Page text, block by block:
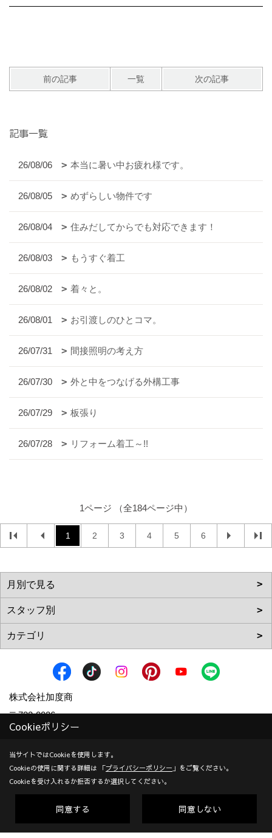
前の記事 一覧 次の記事
記事一覧
26/08/06 本当に暑い中お疲れ様です。
26/08/05 めずらしい物件です
26/08/04 住みだしてからでも対応できます！
26/08/03 もうすぐ着工
26/08/02 着々と。
26/08/01 お引渡しのひとコマ。
26/07/31 間接照明の考え方
26/07/30 外と中をつなげる外構工事
26/07/29 板張り
26/07/28 リフォーム着工～!!
1ページ （全184ページ中）
1 2 3 4 5 6
株式会社加度商
〒722-0026
広島県尾道市栗原西2丁目3-15
TEL： 0120-10-2693 / 0848-24-8605
＜営業時間＞9:00～18:00
＜定休日＞年末年始、GW、夏期他
対応エリア：尾道市 | 福山市 | 三原市
創業：1953年
Cookieポリシー
当サイトではCookieを使用します。
Cookieの使用に関する詳細は 「プライバシーポリシー 」をご覧ください。
Cookieを受け入れるか拒否するか選択してください。
同意する 同意しない